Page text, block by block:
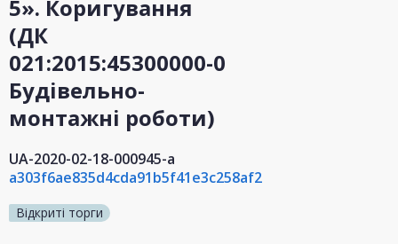
5». Коригування
(ДК
021:2015:45300000-0
Будівельно-
монтажні роботи)
UA-2020-02-18-000945-a
a303f6ae835d4cda91b5f41e3c258af2
Відкриті торги